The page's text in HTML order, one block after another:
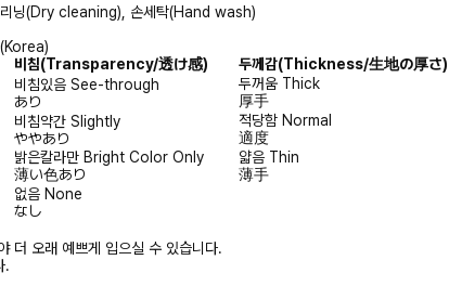
리닝(Dry cleaning), 손세탁(Hand wash)
비침(Transparency/透け感) 두께감(Thickness/生地の厚さ)
비침있음 See-through
あり
두꺼움 Thick
厚手
비침약간 Slightly
ややあり
적당함 Normal
適度
밝은칼라만 Bright Color Only
薄い色あり
얇음 Thin
薄手
없음 None
なし
더 오래 예쁘게 입으실 수 있습니다.
.